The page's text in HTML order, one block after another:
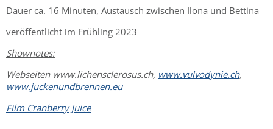
Dauer ca. 16 Minuten, Austausch zwischen Ilona und Bettina
veröffentlicht im Frühling 2023
Shownotes:
Webseiten www.lichensclerosus.ch, www.vulvodynie.ch,
www.juckenundbrennen.eu
Film Cranberry Juice